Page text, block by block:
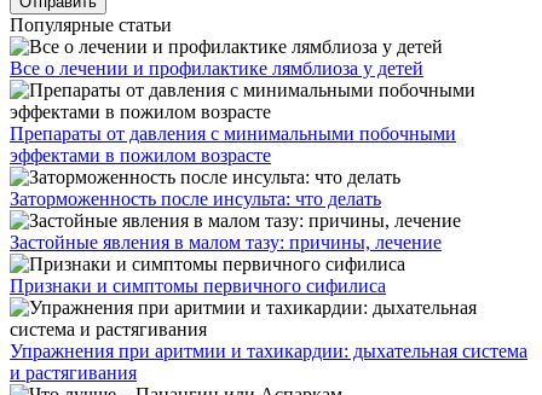
Популярные статьи
Все о лечении и профилактике лямблиоза у детей
Препараты от давления с минимальными побочными
эффектами в пожилом возрасте
Заторможенность после инсульта: что делать
Застойные явления в малом тазу: причины, лечение
Признаки и симптомы первичного сифилиса
Упражнения при аритмии и тахикардии: дыхательная система
и растягивания